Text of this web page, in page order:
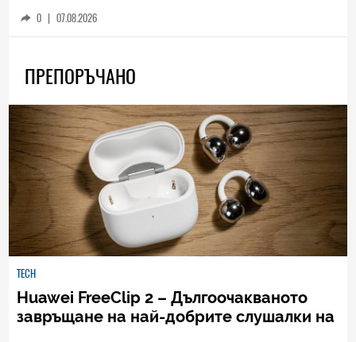
0 | 07.08.2026
ПРЕПОРЪЧАНО
TECH
Huawei FreeClip 2 – Дългоочакваното
завръщане на най-добрите слушалки на